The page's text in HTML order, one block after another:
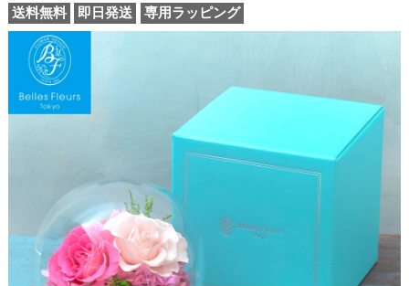
送料無料
即日発送 専用ラッピング